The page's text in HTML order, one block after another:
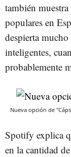
también
populares en
despierta
inteligentes,
probablemente
Nueva opción de
Spotify explica
en la cantidad